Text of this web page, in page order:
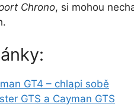
Chrono, si mohou
GT4 – chlapi sobě
GTS a Cayman GTS